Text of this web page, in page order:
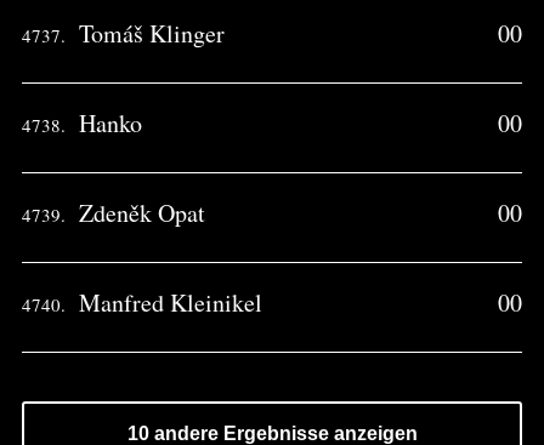
4737. Tomáš Klinger 00
4738. Hanko 00
4739. Zdeněk Opat 00
4740. Manfred Kleinikel 00
10 andere Ergebnisse anzeigen